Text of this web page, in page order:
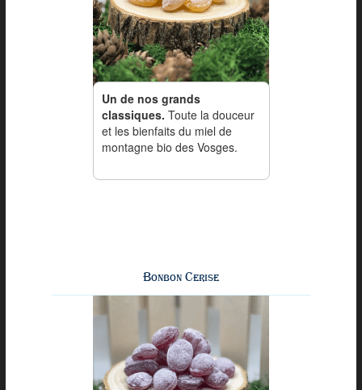
Un de nos grands
classiques. Toute la douceur
et les bienfaits du miel de
montagne bio des Vosges.
Bonbon Cerise